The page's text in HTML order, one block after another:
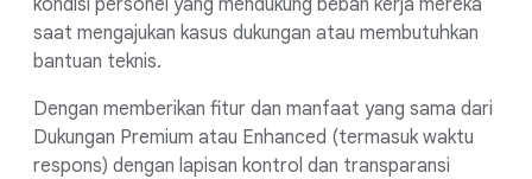
saat mengajukan kasus dukungan atau membutuhkan
bantuan teknis.
Dengan memberikan fitur dan manfaat yang sama dari
Dukungan Premium atau Enhanced (termasuk waktu
respons) dengan lapisan kontrol dan transparansi